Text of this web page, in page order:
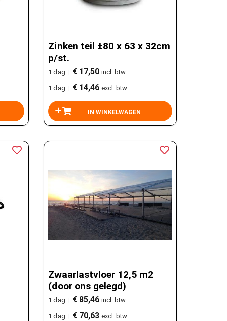
Zinken teil ±80 x 63 x 32cm
p/st.
1 dag | € 17,50 incl. btw
1 dag | € 14,46 excl. btw
Zwaarlastvloer 12,5 m2
(door ons gelegd)
1 dag | € 85,46 incl. btw
1 dag | € 70,63 excl. btw